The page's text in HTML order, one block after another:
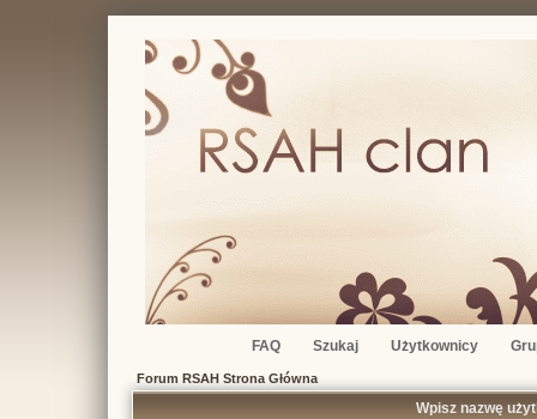
FAQ Szukaj Użytkownicy
Forum RSAH Strona Główna
Wpisz nazwę